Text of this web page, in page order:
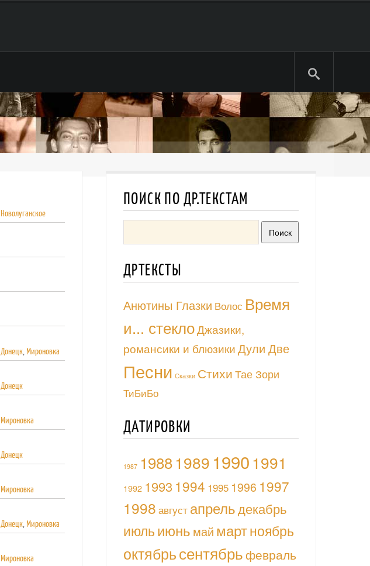
Новолуганское
Донецк, Мироновка
Донецк
Мироновка
Донецк
Мироновка
Донецк, Мироновка
Мироновка
ПОИСК ПО ДР.ТЕКСТАМ
ДРТЕКСТЫ
Анютины Глазки Волос Время
и... стеклоДжазики,
романсики и блюзикиДули Две
Песни Сказки СтихиТае Зори
ТиБиБо
ДАТИРОВКИ
1987 19881989 19901991
1992 1993 1994 1995 1996 1997
1998 август апрельдекабрь
июльиюнь май мартноябрь
октябрьсентябрьфевраль